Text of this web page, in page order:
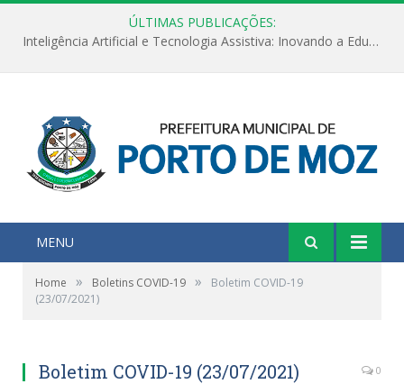
ÚLTIMAS PUBLICAÇÕES:
Inteligência Artificial e Tecnologia Assistiva: Inovando a Educação Especial e Inclusiva
MENU
Home » Boletins COVID-19 »
Boletim COVID-19
(23/07/2021)
Boletim COVID-19 (23/07/2021) 0